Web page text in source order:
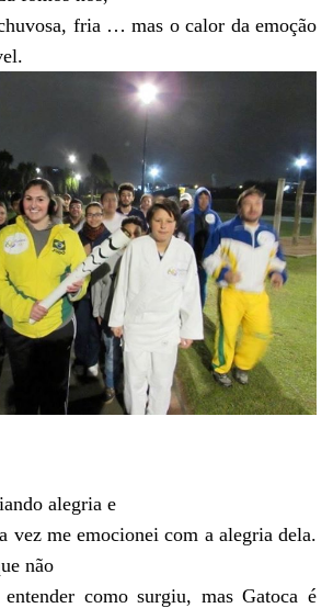
fria … mas o calor da emoção
alegria e
vez me emocionei com a alegria dela.
não
como surgiu, mas Gatoca é